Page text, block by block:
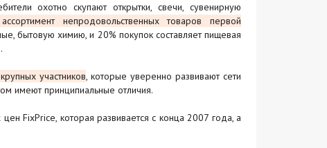
охотно скупают открытки, свечи, сувенирную
непродовольственных товаров первой
бытовую химию, и 20% покупок составляет пищевая
участников, которые уверенно развивают сети
имеют принципиальные отличия.
FixPrice, которая развивается с конца 2007 года, а